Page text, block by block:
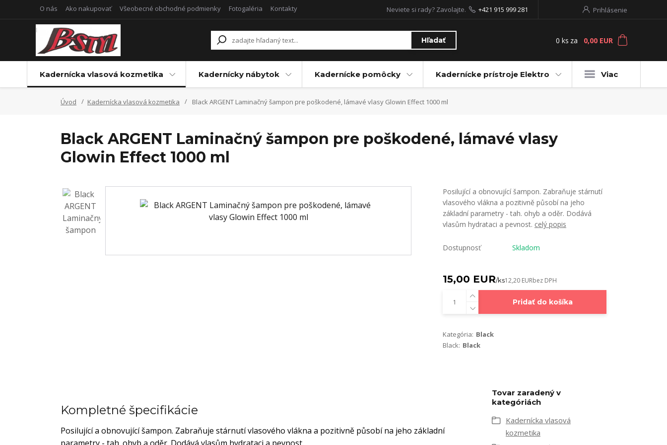
O nás Ako nakupovať Všeobecné obchodné podmienky Fotogaléria Kontakty Prihlásenie
Hľadať
Neviete si rady? Zavolajte. +421 915 999 281
0 ks za 0,00 EUR
Kadernícka vlasová kozmetika Kadernícky nábytok Kadernícke pomôcky Kadernícke prístroje Elektro Viac
Úvod Kadernícka vlasová kozmetika Black ARGENT Laminačný šampon pre poškodené, lámavé vlasy Glowin Effect 1000 ml
Black ARGENT Laminačný šampon pre poškodené, lámavé vlasy
Glowin Effect 1000 ml
Posilující a obnovující šampon. Zabraňuje stárnutí
vlasového vlákna a pozitivně působí na jeho
základní parametry - tah. ohyb a oděr. Dodává
vlasům hydrataci a pevnost. celý popis
Dostupnosť Skladom
15,00 EUR/ks12,20 EURbez DPH
Pridať do košíka
Kategória: Black
Black: Black
Kompletné špecifikácie
Posilující a obnovující šampon. Zabraňuje stárnutí vlasového vlákna a pozitivně působí na jeho základní
Tovar zaradený v
kategóriách
Kadernícka vlasová
kozmetika